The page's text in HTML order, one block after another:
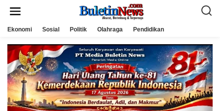
Ekonomi Sosial Politik Olahraga Pendidikan